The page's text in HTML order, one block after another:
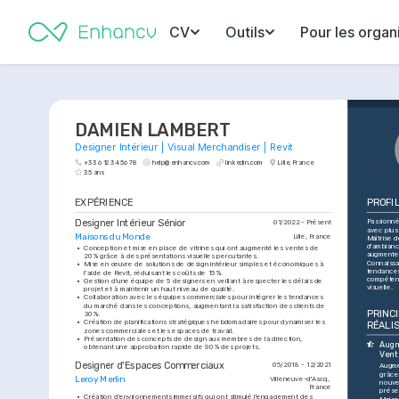
CV Outils Pour les
DAMIEN LAMBERT
Designer Intérieur | Visual Merchandiser | Revit
+33 6 12 34 56 78 help@enhancv.com linkedin.com
Lille, France
35 ans
EXPÉRIENCE
Designer Intérieur Sénior
01/2022 - Présent
Maisons du Monde
Lille, France
• Conception et mise en place de vitrines qui ont augmenté les ventes de
20% grâce à des présentations visuelles percutantes.
•
Mise en œuvre de solutions de design intérieur simples et économiques à
l'aide de Revit, réduisant les coûts de 15%.
• Gestion d'une équipe de 5 designers en veillant à respecter les délais de
projet et à maintenir un haut niveau de qualité.
• Collaboration avec les équipes commerciales pour intégrer les tendances
du marché dans les conceptions, augmentant la satisfaction des clients de
30%.
• Création de planifications stratégiques hebdomadaires pour dynamiser les
zones commerciales et les espaces de travail.
• Présentation des concepts de design aux membres de la direction,
obtenant une approbation rapide de 90% des projets.
Designer d'Espaces Commerciaux 05/2018 - 12/2021
Leroy Merlin Villeneuve-d'Ascq,
France
• Création d'environnements immersifs qui ont stimulé l'engagement des
avec
Maîtrise
visuelle.